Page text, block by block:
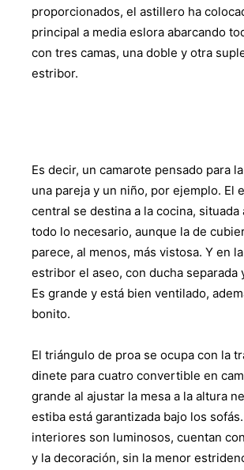
proporcionados, el astillero ha
principal a media eslora abarcando
con tres camas, una doble y otra
estribor.
Es decir, un camarote pensado para
una pareja y un niño, por ejemplo. El
central se destina a la cocina, situada
todo lo necesario, aunque la de
parece, al menos, más vistosa. Y en
estribor el aseo, con ducha separada
Es grande y está bien ventilado,
bonito.
El triángulo de proa se ocupa con la
dinete para cuatro convertible en
grande al ajustar la mesa a la altura
estiba está garantizada bajo los
interiores son luminosos, cuentan
y la decoración, sin la menor